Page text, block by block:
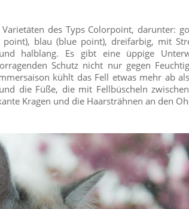
des Typs Colorpoint, darunter:
blau (blue point), dreifarbig, mit
halblang. Es gibt eine üppige
Schutz nicht nur gegen
kühlt das Fell etwas mehr ab
die Füße, die mit Fellbüscheln
Kragen und die Haarsträhnen an den